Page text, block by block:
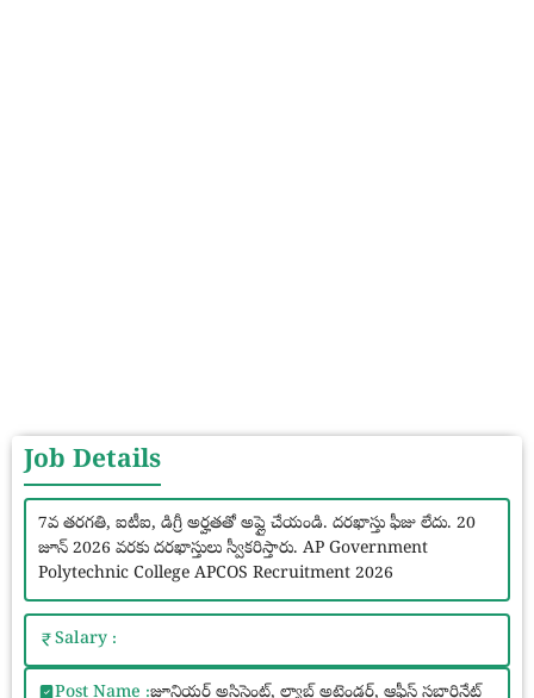
Job Details
7వ తరగతి, ఐటీఐ, డిగ్రీ అర్హతతో అప్లై చేయండి. దరఖాస్తు ఫీజు లేదు. 20
జూన్ 2026 వరకు దరఖాస్తులు స్వీకరిస్తారు. AP Government
Polytechnic College APCOS Recruitment 2026
Salary :